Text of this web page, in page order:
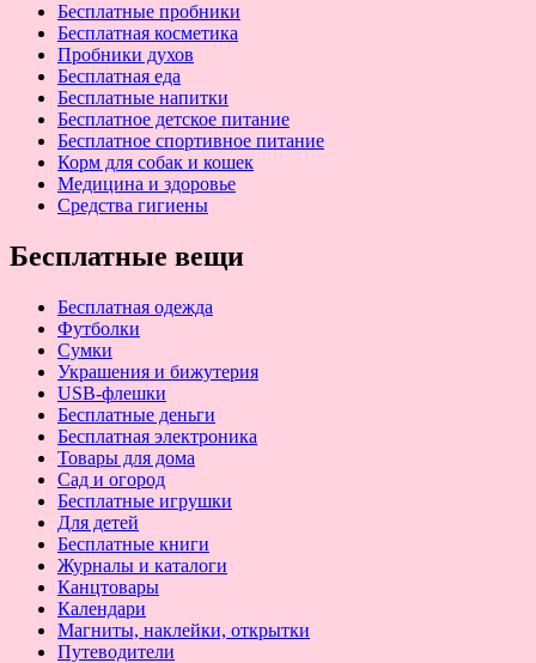
Бесплатные пробники
Бесплатная косметика
Пробники духов
Бесплатная еда
Бесплатные напитки
Бесплатное детское питание
Бесплатное спортивное питание
Корм для собак и кошек
Медицина и здоровье
Средства гигиены
Бесплатные вещи
Бесплатная одежда
Футболки
Сумки
Украшения и бижутерия
USB-флешки
Бесплатные деньги
Бесплатная электроника
Товары для дома
Сад и огород
Бесплатные игрушки
Для детей
Бесплатные книги
Журналы и каталоги
Канцтовары
Календари
Магниты, наклейки, открытки
Путеводители